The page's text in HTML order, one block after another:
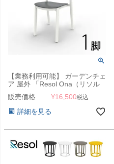
【業務利用可能】 ガーデンチェ
ア 屋外 「Resol Ona（リソル
オナ チェア）」
販売価格 ¥16,500税込
詳細を見る